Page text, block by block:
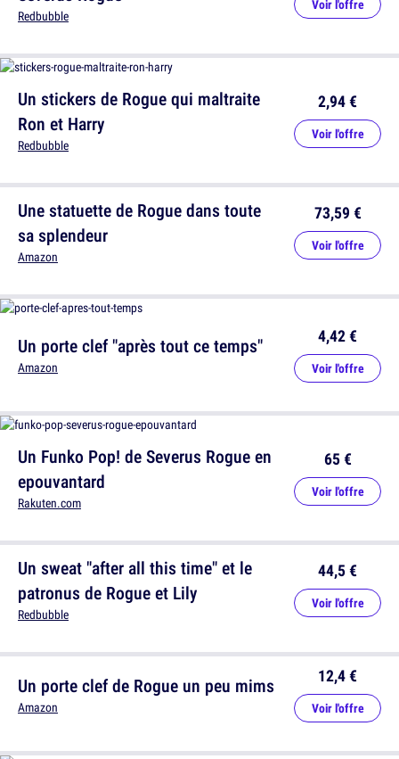
Un stickers de Rogue qui maltraite
Ron et Harry
Redbubble
2,94 €
Voir l'offre
Un porte clef "après tout ce temps"
Amazon
4,42 €
Voir l'offre
Un sweat "after all this time" et le
patronus de Rogue et Lily
Redbubble
44,5 €
Voir l'offre
Redbubble
Voir l'offre
Une statuette de Rogue dans toute
sa splendeur
Amazon
73,59 €
Voir l'offre
Un Funko Pop! de Severus Rogue en
epouvantard
Rakuten.com
65 €
Voir l'offre
Un porte clef de Rogue un peu mims
Amazon
12,4 €
Voir l'offre